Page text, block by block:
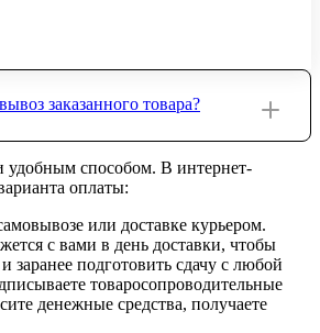
заказанного товара?
удобным способом. В интернет-
оплаты:
или доставке курьером.
с вами в день доставки, чтобы
заранее подготовить сдачу с любой
товаросопроводительные
денежные средства, получаете